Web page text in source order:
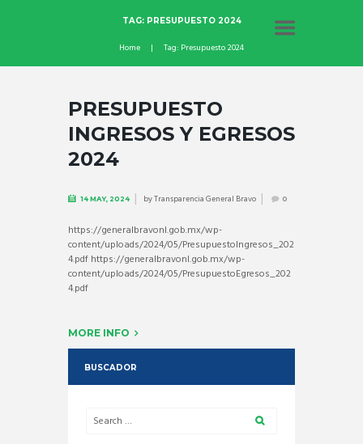
TAG: PRESUPUESTO 2024
Home Tag: Presupuesto 2024
PRESUPUESTO
INGRESOS Y EGRESOS
2024
14 MAY, 2024 byTransparencia General Bravo 0
https://generalbravonl.gob.mx/wp-
content/uploads/2024/05/PresupuestoIngresos_202
4.pdf https://generalbravonl.gob.mx/wp-
content/uploads/2024/05/PresupuestoEgresos_202
4.pdf
MORE INFO
BUSCADOR